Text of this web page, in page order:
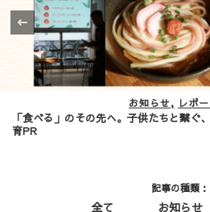
お知らせ レポ
「食べる」のその先へ。子供たちと繋ぐ
育PR
‹
記事の種類
全て お知らせ